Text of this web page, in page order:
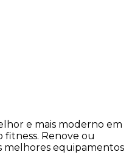
e mais moderno em
Renove ou
melhores equipamentos